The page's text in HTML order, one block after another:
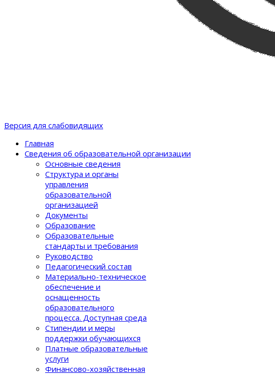
Версия для слабовидящих
Главная
Сведения об образовательной организации
Основные сведения
Структура и органы
управления
образовательной
организацией
Документы
Образование
Образовательные
стандарты и требования
Руководство
Педагогический состав
Материально-техническое
обеспечение и
оснащенность
образовательного
процеcса. Доступная среда
Стипендии и меры
поддержки обучающихся
Платные образовательные
услуги
Финансово-хозяйственная